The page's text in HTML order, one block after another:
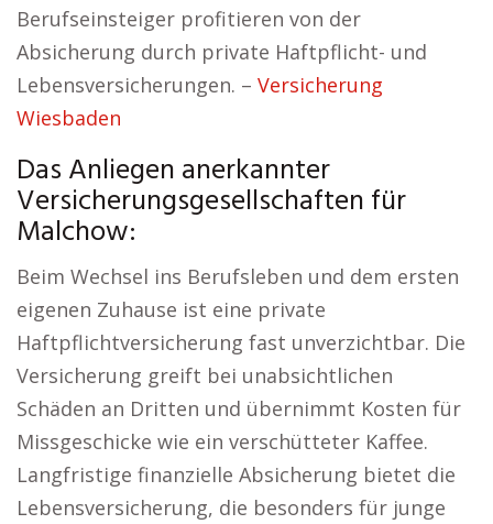
Berufseinsteiger profitieren von der
Absicherung durch private Haftpflicht- und
Lebensversicherungen. – Versicherung
Wiesbaden
Das Anliegen anerkannter
Versicherungsgesellschaften für
Malchow:
Beim Wechsel ins Berufsleben und dem ersten
eigenen Zuhause ist eine private
Haftpflichtversicherung fast unverzichtbar. Die
Versicherung greift bei unabsichtlichen
Schäden an Dritten und übernimmt Kosten für
Missgeschicke wie ein verschütteter Kaffee.
Langfristige finanzielle Absicherung bietet die
Lebensversicherung, die besonders für junge